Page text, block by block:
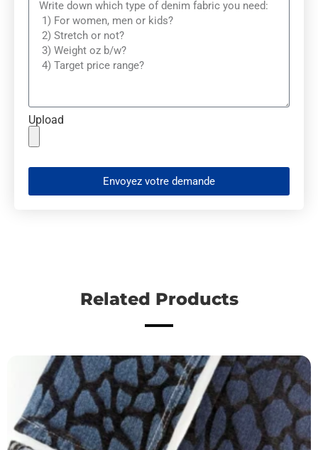
Upload
Envoyez votre demande
Related Products